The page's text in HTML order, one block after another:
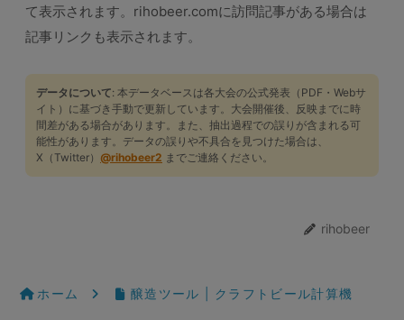
て表示されます。rihobeer.comに訪問記事がある場合は
記事リンクも表示されます。
データについて: 本データベースは各大会の公式発表（PDF・Webサ
イト）に基づき手動で更新しています。大会開催後、反映までに時
間差がある場合があります。また、抽出過程での誤りが含まれる可
能性があります。データの誤りや不具合を見つけた場合は、
X（Twitter） @rihobeer2 までご連絡ください。
rihobeer
ホーム 醸造ツール | クラフトビール計算機